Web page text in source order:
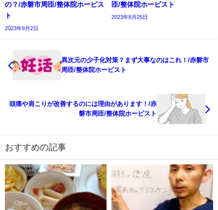
の？/赤磐市周匝/整体院ホーピス
ト
2023年9月2日
匝/整体院ホーピスト
2023年8月25日
異次元の少子化対策？まず大事なのはこれ！/赤磐市
周匝/整体院ホーピスト
頭痛や肩こりが改善するのには理由があります！/赤
磐市周匝/整体院ホーピスト
おすすめの記事